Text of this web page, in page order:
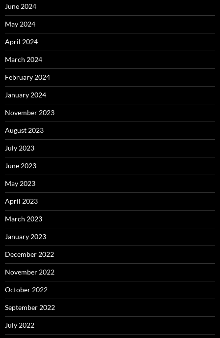
June 2024
May 2024
April 2024
March 2024
February 2024
January 2024
November 2023
August 2023
July 2023
June 2023
May 2023
April 2023
March 2023
January 2023
December 2022
November 2022
October 2022
September 2022
July 2022